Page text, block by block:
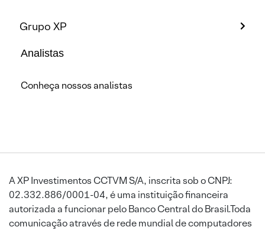
Grupo XP
Analistas
Conheça nossos analistas
A XP Investimentos CCTVM S/A, inscrita sob o CNPJ:
02.332.886/0001-04, é uma instituição financeira
autorizada a funcionar pelo Banco Central do Brasil.Toda
comunicação através de rede mundial de computadores